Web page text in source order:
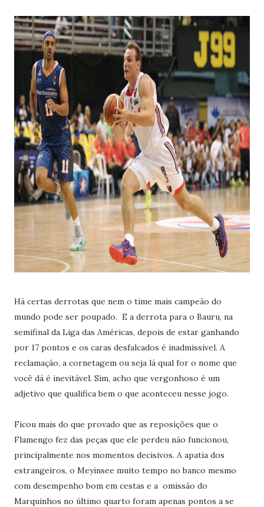
Há certas derrotas que nem o time mais campeão do
mundo pode ser poupado. E a derrota para o Bauru, na
semifinal da Liga das Américas, depois de estar ganhando
por 17 pontos e os caras desfalcados é inadmissível. A
reclamação, a cornetagem ou seja lá qual for o nome que
você dá é inevitável. Sim, acho que vergonhoso é um
adjetivo que qualifica bem o que aconteceu nesse jogo.
Ficou mais do que provado que as reposições que o
Flamengo fez das peças que ele perdeu não funcionou,
principalmente nos momentos decisivos. A apatia dos
estrangeiros, o Meyinsee muito tempo no banco mesmo
com desempenho bom em cestas e a omissão do
Marquinhos no último quarto foram apenas pontos a se